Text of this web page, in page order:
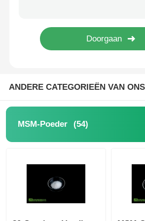
MSM Groothandel
MSM-Supplement
MSM-Glucosaminechondroitin
MSM-Haarpoeder
ANDERE CATEGORIEËN VAN ONS
MSM-Poeder (54)